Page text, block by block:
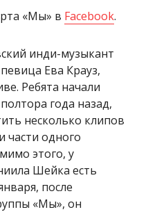
«Мы» в Facebook.
инди-музыкант
Ева Крауз,
Ребята начали
года назад,
несколько клипов
части одного
этого, у
Шейка есть
после
«Мы», он